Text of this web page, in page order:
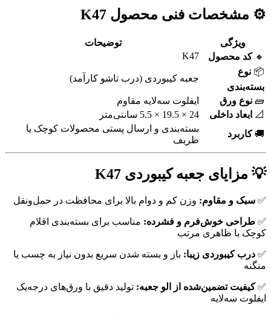
⚙️ مشخصات فنی محصول K47
ویژگی
توضیحات
🔸کد محصول
K47
📦 نوع
بسته‌بندی
جعبه کیبوردی (درب تاشو کارآمد)
🧱 نوع ورق
ایفلوت سه‌لایه مقاوم
📐 ابعاد داخلی
24 × 19.5 × 5.5 سانتی‌متر
🚚کاربرد
بسته‌بندی و ارسال پستی محصولات کوچک یا
ظریف
💡 مزایای جعبه کیبوردی K47
✅ سبک و مقاوم: وزن کم و دوام بالا برای محافظت در حمل‌ونقل
✅ طراحی خوش‌فرم و فشرده: مناسب برای بسته‌بندی اقلام
کوچک با ظاهری مرتب
✅ درب کیبوردی زیبا: باز و بسته شدن سریع بدون نیاز به چسب یا
منگنه
✅کیفیت تضمین‌شده از الو جعبه: تولید دقیق با ورق‌های درجه‌یک
ایفلوت سه‌لایه